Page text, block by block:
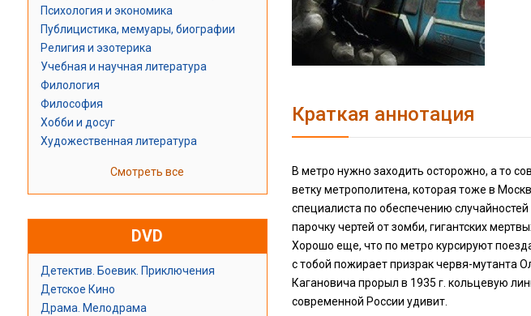
Психология и экономика
Публицистика, мемуары, биографии
Религия и эзотерика
Учебная и научная литература
Филология
Философия
Хобби и досуг
Художественная литература
Смотреть все
DVD
Детектив. Боевик. Приключения
Детское Кино
Драма. Мелодрама
Краткая аннотация
В метро нужно заходить осторожно, а то
ветку метрополитена, которая тоже в
специалиста по обеспечению
парочку чертей от зомби, гигантских
Хорошо еще, что по метро курсируют
с тобой пожирает призрак червя-мутанта
Кагановича прорыл в 1935 г. кольцевую
современной России удивит.